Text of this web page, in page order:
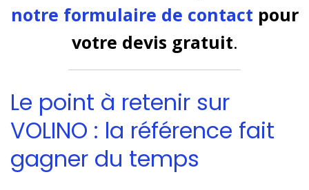
notre formulaire de contact pour
votre devis gratuit.
Le point à retenir sur
VOLINO : la référence fait
gagner du temps